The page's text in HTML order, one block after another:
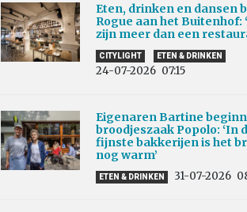
Eten, drinken en dansen
Rogue aan het Buitenhof:
zijn meer dan een
CITYLIGHT ETEN & DRINKEN
24-07-2026 07:15
Eigenaren Bartine
broodjeszaak Popolo: ‘In
fijnste bakkerijen is het
nog warm’
ETEN & DRINKEN 31-07-2026